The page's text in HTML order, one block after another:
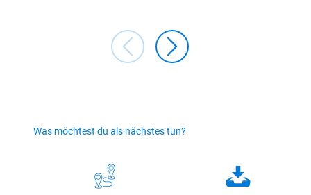
Was möchtest du als nächstes tun?